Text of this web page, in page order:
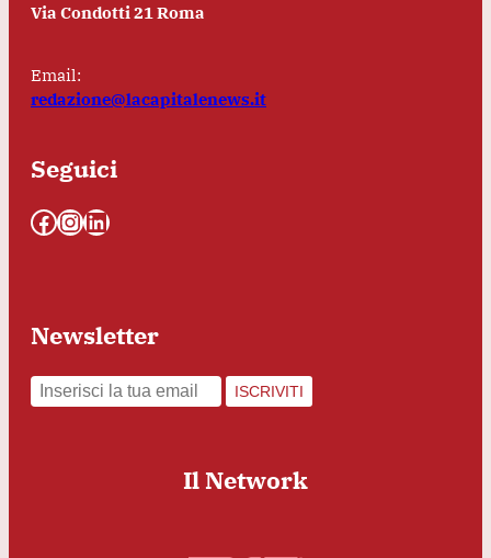
Via Condotti 21 Roma
Email:
redazione@lacapitalenews.it
Seguici
Facebook InstagramLinkedIn
Newsletter
ISCRIVITI
Il Network